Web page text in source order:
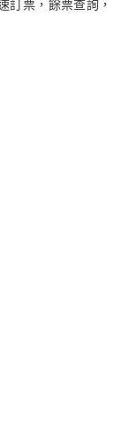
訂票，餘票查詢，